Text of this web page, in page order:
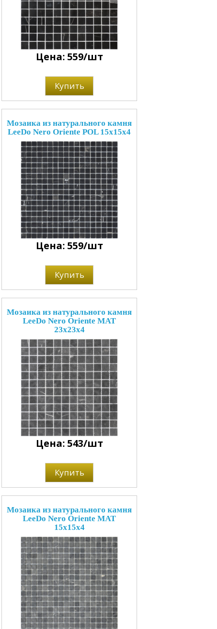
Цена: 559/шт
Купить
Мозаика из натурального камня
LeeDo Nero Oriente POL 15x15x4
Цена: 559/шт
Купить
Мозаика из натурального камня
LeeDo Nero Oriente MAT
23x23x4
Цена: 543/шт
Купить
Мозаика из натурального камня
LeeDo Nero Oriente MAT
15x15x4